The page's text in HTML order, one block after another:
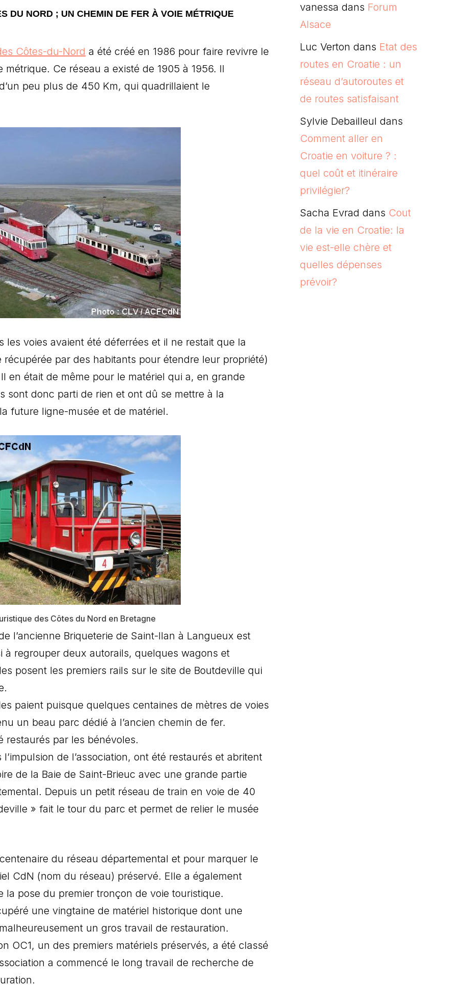
DU NORD ; UN CHEMIN DE FER À VOIE MÉTRIQUE
Côtes-du-Nord a été créé en 1986 pour faire revivre le
Ce réseau a existé de 1905 à 1956. Il
peu plus de 450 Km, qui quadrillaient le
les voies avaient été déferrées et il ne restait que la
par des habitants pour étendre leur propriété)
en était de même pour le matériel qui a, en grande
sont donc parti de rien et ont dû se mettre à la
future ligne-musée et de matériel.
des Côtes du Nord en Bretagne
l’ancienne Briqueterie de Saint-Ilan à Langueux est
à regrouper deux autorails, quelques wagons et
posent les premiers rails sur le site de Boutdeville qui
paient puisque quelques centaines de mètres de voies
un beau parc dédié à l’ancien chemin de fer.
restaurés par les bénévoles.
de l’association, ont été restaurés et abritent
de la Baie de Saint-Brieuc avec une grande partie
Depuis un petit réseau de train en voie de 40
» fait le tour du parc et permet de relier le musée
du réseau départemental et pour marquer le
CdN (nom du réseau) préservé. Elle a également
la pose du premier tronçon de voie touristique.
une vingtaine de matériel historique dont une
un gros travail de restauration.
OC1, un des premiers matériels préservés, a été classé
a commencé le long travail de recherche de
vanessa dans Forum
Alsace
Luc Verton dans Etat des
routes en Croatie : un
réseau d’autoroutes et
de routes satisfaisant
Sylvie Debailleul dans
Comment aller en
Croatie en voiture ? :
quel coût et itinéraire
privilégier?
Sacha Evrad dans Cout
de la vie en Croatie: la
vie est-elle chère et
quelles dépenses
prévoir?